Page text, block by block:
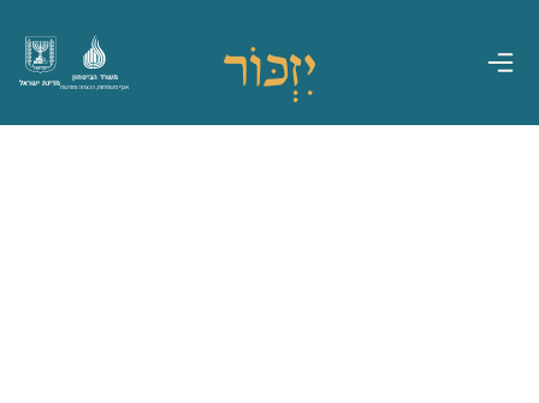
מדינת ישראל
משרד הביטחון
אגף משפחות, הנצחה ומורשת